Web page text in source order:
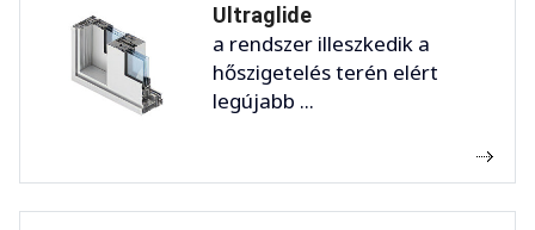
Ultraglide
a rendszer illeszkedik a
hőszigetelés terén elért
legújabb ...